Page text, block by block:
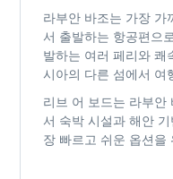
라부안 바조는 가장 가
서 출발하는 항공편으
발하는 여러 페리와 쾌
시아의 다른 섬에서 여
리브 어 보드는 라부안
서 숙박 시설과 해안
장 빠르고 쉬운 옵션을